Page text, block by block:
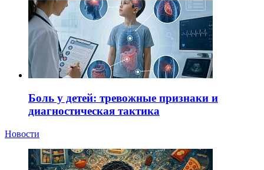
Боль у детей: тревожные признаки и
диагностическая тактика
Новости